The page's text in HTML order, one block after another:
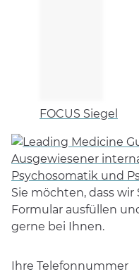
FOCUS Siegel
Ausgewiesener
Psychosomatik und
Sie möchten, dass wir
Formular ausfüllen
gerne bei Ihnen.
Ihre Telefonnummer